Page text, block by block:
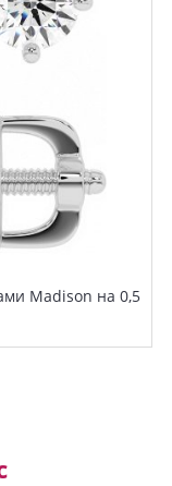
Madison на 0,5